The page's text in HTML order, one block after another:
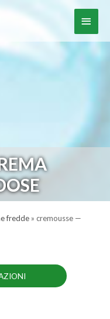
Menu
fredde » cremousse —